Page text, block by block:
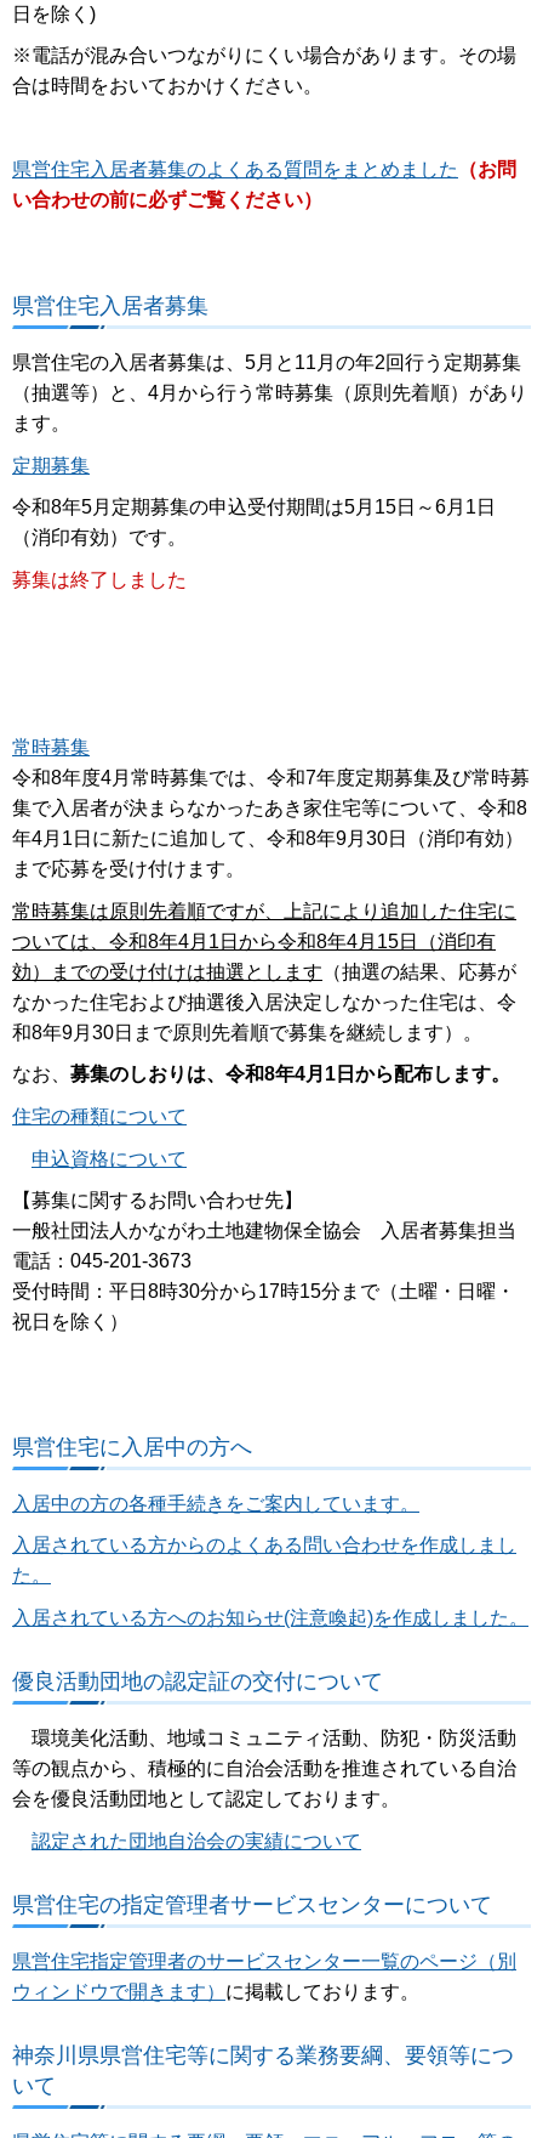
日を除く)
※電話が混み合いつながりにくい場合があります。その場
合は時間をおいておかけください。
県営住宅入居者募集のよくある質問をまとめました
（お問
い合わせの前に必ずご覧ください）
県営住宅入居者募集
県営住宅の入居者募集は、5月と11月の年2回行う定期募集
（抽選等）と、4月から行う常時募集（原則先着順）があり
ます。
定期募集
令和8年5月定期募集の申込受付期間は5月15日～6月1日
（消印有効）です。
募集は終了しました
常時募集
令和8年度4月常時募集では、令和7年度定期募集及び常時募
集で入居者が決まらなかったあき家住宅等について、令和8
年4月1日に新たに追加して、令和8年9月30日（消印有効）
まで応募を受け付けます。
常時募集は原則先着順ですが、上記により追加した住宅に
ついては、令和8年4月1日から令和8年4月15日（消印有
効）までの受け付けは抽選とします （抽選の結果、応募が
なかった住宅および抽選後入居決定しなかった住宅は、令
和8年9月30日まで原則先着順で募集を継続します）。
なお、 募集のしおりは、令和8年4月1日から配布します。
住宅の種類について
申込資格について
【募集に関するお問い合わせ先】
一般社団法人かながわ土地建物保全協会 入居者募集担当
電話：045-201-3673
受付時間：平日8時30分から17時15分まで（土曜・日曜・
祝日を除く）
県営住宅に入居中の方へ
入居中の方の各種手続きをご案内しています。
入居されている方からのよくある問い合わせを作成しまし
た。
入居されている方へのお知らせ(注意喚起)を作成しました。
優良活動団地の認定証の交付について
環境美化活動、地域コミュニティ活動、防犯・防災活動
等の観点から、積極的に自治会活動を推進されている自治
会を優良活動団地として認定しております。
認定された団地自治会の実績について
県営住宅の指定管理者サービスセンターについて
県営住宅指定管理者のサービスセンター一覧のページ（別
ウィンドウで開きます） に掲載しております。
神奈川県県営住宅等に関する業務要綱、要領等につ
いて